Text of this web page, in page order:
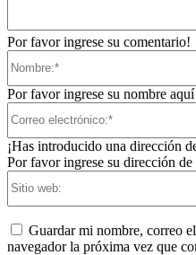
Por favor ingrese su comentario!
Por favor ingrese su nombre aquí
¡Has introducido una dirección
Por favor ingrese su dirección
Guardar mi nombre, correo
navegador la próxima vez que